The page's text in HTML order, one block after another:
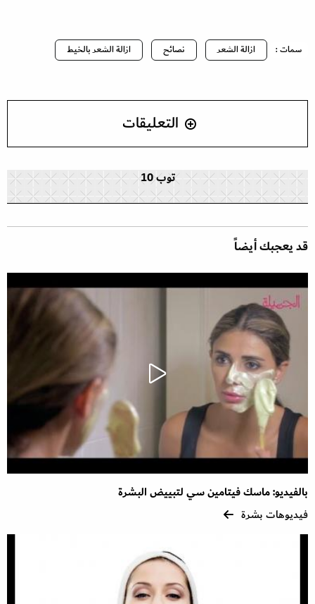
سمات : ازالة الشعر نصائح ازالة الشعر بالخيط
التعليقات
توب 10
قد يعجبك أيضاً
بالفيديو: ماسك فيتامين سي لتبييض البشرة
فيديوهات بشرة